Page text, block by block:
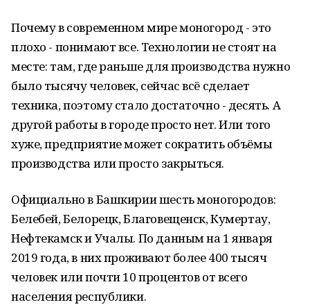
Почему в современном мире моногород - это
плохо - понимают все. Технологии не стоят на
месте: там, где раньше для производства нужно
было тысячу человек, сейчас всё сделает
техника, поэтому стало достаточно - десять. А
другой работы в городе просто нет. Или того
хуже, предприятие может сократить объёмы
производства или просто закрыться.
Официально в Башкирии шесть моногородов:
Белебей, Белорецк, Благовещенск, Кумертау,
Нефтекамск и Учалы. По данным на 1 января
2019 года, в них проживают более 400 тысяч
человек или почти 10 процентов от всего
населения республики.